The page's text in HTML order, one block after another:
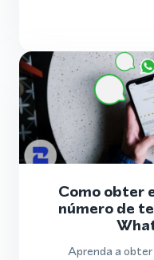
Como obter
número de
Aprenda a